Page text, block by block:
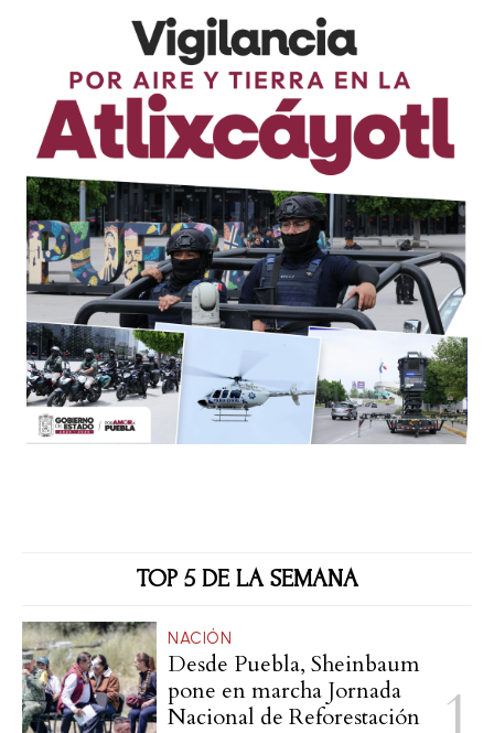
TOP 5 DE LA SEMANA
NACIÓN
Desde Puebla, Sheinbaum
pone en marcha Jornada
Nacional de Reforestación